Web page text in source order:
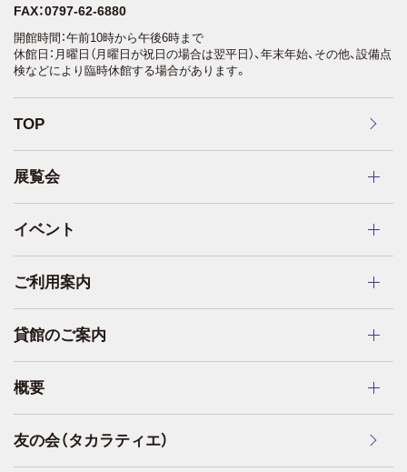
TOP
展覧会
イベント
ご利用案内
貸館のご案内
概要
友の会（タカラティエ）
FAX：0797-62-6880
開館時間：午前10時から午後6時まで
休館日：月曜日（月曜日が祝日の場合は翌平日）、年末年始、その他、設備点
検などにより臨時休館する場合があります。